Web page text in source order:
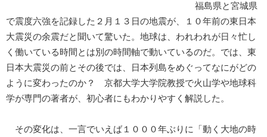
福島県と宮城県
で震度六強を記録した２月１３日の地震が、１０年前の東日本
大震災の余震だと聞いて驚いた。地球は、われわれが日々忙し
く働いている時間とは別の時間軸で動いているのだ。では、東
日本大震災の前とその後では、日本列島をめぐってなにがどの
ように変わったのか？ 京都大学大学院教授で火山学や地球科
学が専門の著者が、初心者にもわかりやすく解説した。
その変化は、一言でいえば１０００年ぶりに「動く大地の時